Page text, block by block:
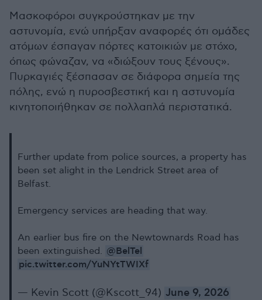
Μασκοφόροι συγκρούστηκαν με την
αστυνομία, ενώ υπήρξαν αναφορές ότι ομάδες
ατόμων έσπαγαν πόρτες κατοικιών με στόχο,
όπως φώναζαν, να «διώξουν τους ξένους».
Πυρκαγιές ξέσπασαν σε διάφορα σημεία της
πόλης, ενώ η πυροσβεστική και η αστυνομία
κινητοποιήθηκαν σε πολλαπλά περιστατικά.
Further update from police sources, a property has
been set alight in the Lendrick Street area of
Belfast.
Emergency services are heading that way.
An earlier bus fire on the Newtownards Road has
been extinguished. @BelTel
pic.twitter.com/YuNYtTWIXf
— Kevin Scott (@Kscott_94) June 9, 2026